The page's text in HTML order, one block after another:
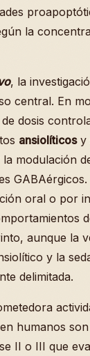
la
, la
central. En
dosis
ansiolíticosy
modulación
oral o por
aunque la
y la
delimitada.
humanos
II o III que